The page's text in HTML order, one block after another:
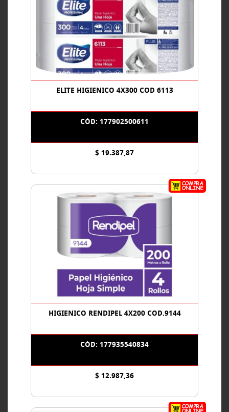
ELITE HIGIENICO 4X300 COD 6113
CÓD: 177902500611
$ 19.387,87
HIGIENICO RENDIPEL 4X200 COD.9144
CÓD: 177935540834
$ 12.987,36